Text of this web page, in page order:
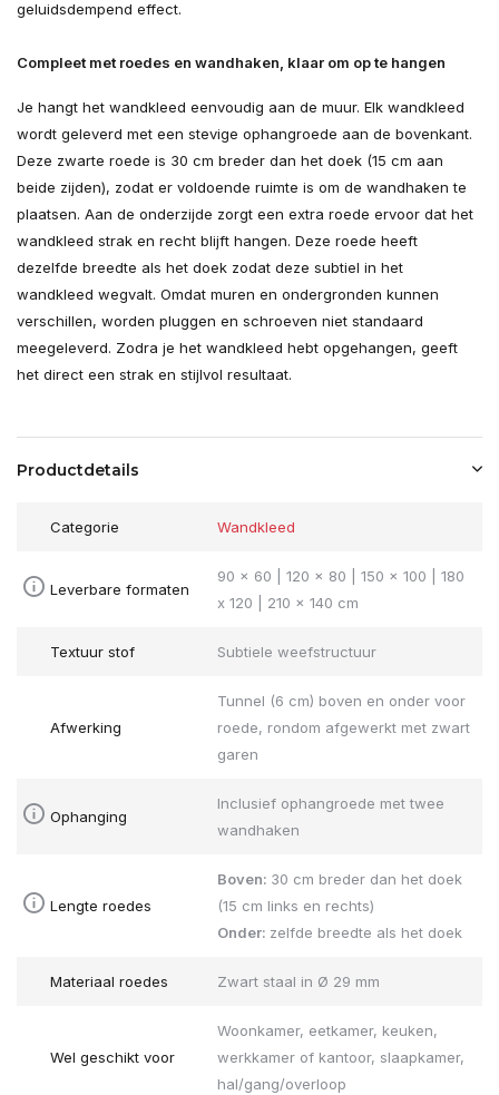
geluidsdempend effect.
Compleet met roedes en wandhaken, klaar om op te hangen
Je hangt het wandkleed eenvoudig aan de muur. Elk wandkleed
wordt geleverd met een stevige ophangroede aan de bovenkant.
Deze zwarte roede is 30 cm breder dan het doek (15 cm aan
beide zijden), zodat er voldoende ruimte is om de wandhaken te
plaatsen. Aan de onderzijde zorgt een extra roede ervoor dat het
wandkleed strak en recht blijft hangen. Deze roede heeft
dezelfde breedte als het doek zodat deze subtiel in het
wandkleed wegvalt. Omdat muren en ondergronden kunnen
verschillen, worden pluggen en schroeven niet standaard
meegeleverd. Zodra je het wandkleed hebt opgehangen, geeft
het direct een strak en stijlvol resultaat.
Productdetails
Categorie Wandkleed
Leverbare formaten
90 x 60 | 120 x 80 | 150 x 100 | 180
x 120 | 210 x 140 cm
Textuur stof Subtiele weefstructuur
Afwerking
Tunnel (6 cm) boven en onder voor
roede, rondom afgewerkt met zwart
garen
Ophanging
Inclusief ophangroede met twee
wandhaken
Lengte roedes
Boven: 30 cm breder dan het doek
(15 cm links en rechts)
Onder: zelfde breedte als het doek
Materiaal roedes Zwart staal in Ø 29 mm
Wel geschikt voor
Woonkamer, eetkamer, keuken,
werkkamer of kantoor, slaapkamer,
hal/gang/overloop